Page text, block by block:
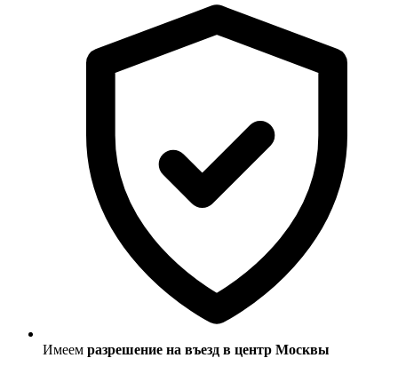
Имеем разрешение на въезд в центр Москвы